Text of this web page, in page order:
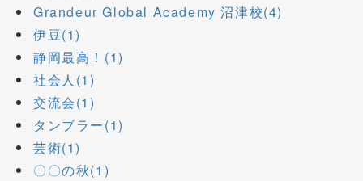
Grandeur Global Academy 沼津校(4)
伊豆(1)
静岡最高！(1)
社会人(1)
交流会(1)
タンブラー(1)
芸術(1)
〇〇の秋(1)